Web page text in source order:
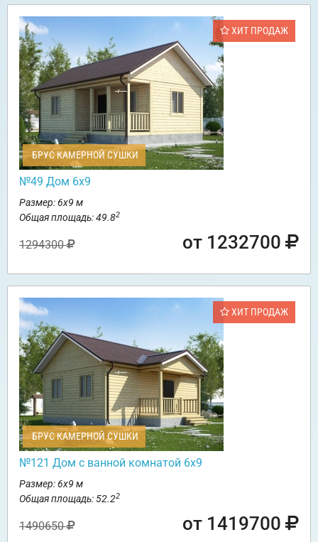
ХИТ ПРОДАЖ
БРУС КАМЕРНОЙ СУШКИ
№49 Дом 6х9
Размер: 6х9 м
Общая площадь: 49.82
1294300 от 1232700
ХИТ ПРОДАЖ
БРУС КАМЕРНОЙ СУШКИ
№121 Дом с ванной комнатой 6х9
Размер: 6х9 м
Общая площадь: 52.22
1490650 от 1419700